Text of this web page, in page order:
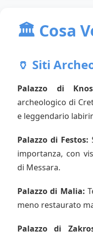
🏛️ Cosa
🏺 Siti
Palazzo di
archeologico di
e leggendario
Palazzo di Festos:
importanza, con
di Messara.
Palazzo di Malia:
meno restaurato
Palazzo di